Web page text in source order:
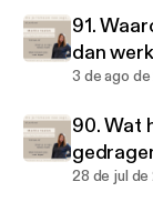
Een
Het zit
Ik ben Mechie
Ik werk met
91.
dan
3 de ago
90. Wat
28 de jul